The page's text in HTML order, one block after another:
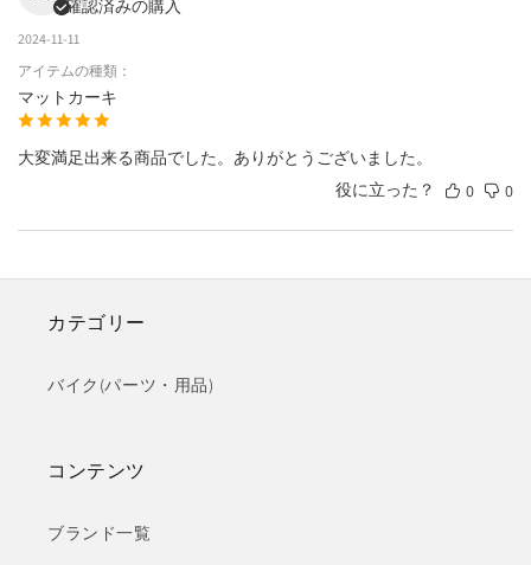
確認済みの購入
2024-11-11
アイテムの種類：
マットカーキ
大変満足出来る商品でした。ありがとうございました。
役に立った？
0 0
カテゴリー
バイク(パーツ・用品)
コンテンツ
ブランド一覧